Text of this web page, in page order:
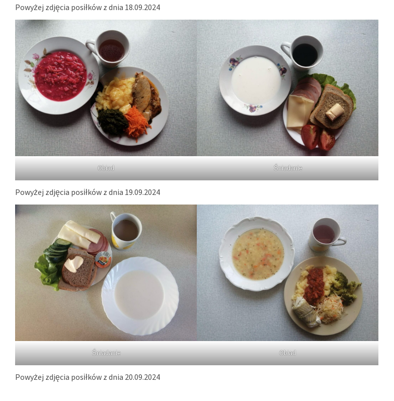
Powyżej zdjęcia posiłków z dnia 18.09.2024
Obiad Śniadanie
Powyżej zdjęcia posiłków z dnia 19.09.2024
Śniadanie Obiad
Powyżej zdjęcia posiłków z dnia 20.09.2024